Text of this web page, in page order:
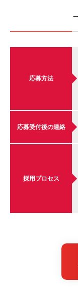
応募方法
応募受付後の連絡
採用プロセス